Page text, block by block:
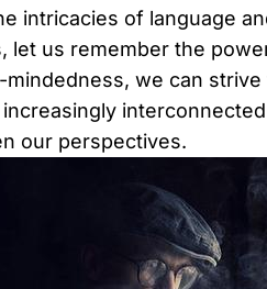
intricacies of language
let us remember the
we can
our perspectives.